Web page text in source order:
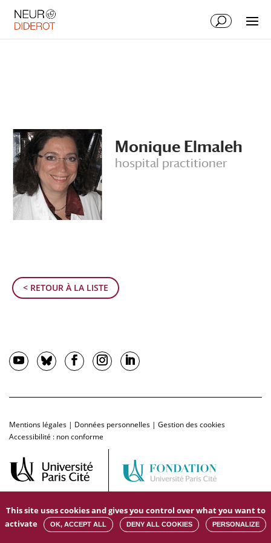
Content
navigation
< RETOUR À LA LISTE
Monique Elmaleh
hospital practitioner
Mentions légales | Données personnelles | Gestion des cookies
Accessibilité : non conforme
This site uses cookies and gives you control over what you want to
activate
OK, ACCEPT ALL DENY ALL COOKIES PERSONALIZE